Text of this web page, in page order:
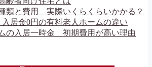
類と費用 実際いくらくらいかかる？
入居金0円の有料老人ホームの違い
の入居一時金 初期費用が高い理由